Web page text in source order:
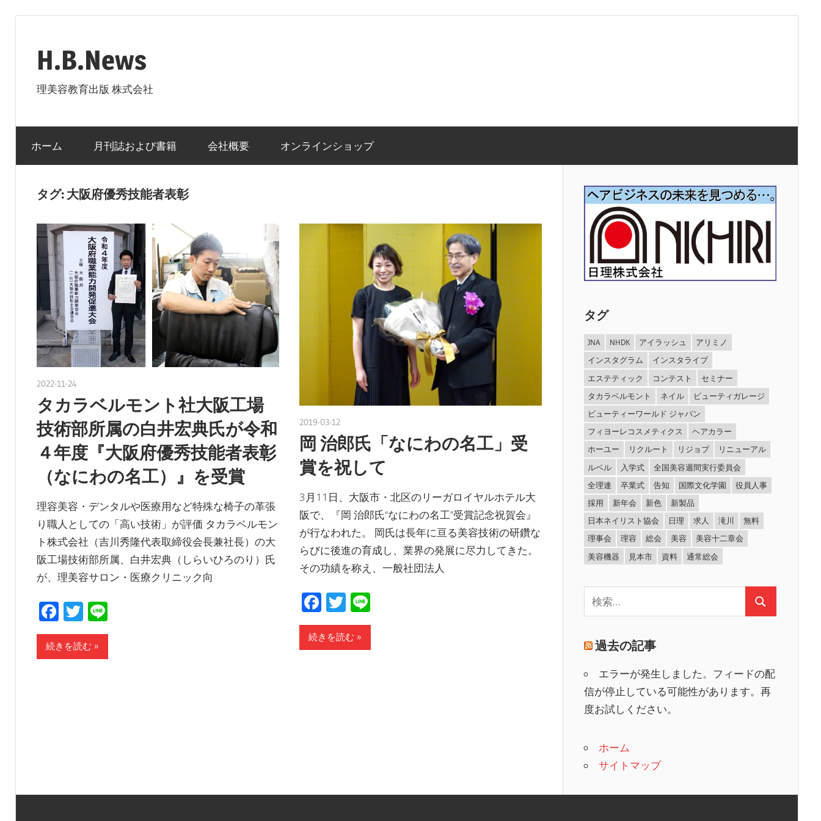
ス
ッ
H.B.News
理美容教育出版 株式会社
ホーム 月刊誌および書籍 会社概要 オンラインショップ
タグ: 大阪府優秀技能者表彰
2022-11-24
タカラベルモント社大阪工場
技術部所属の白井宏典氏が令和
４年度『大阪府優秀技能者表彰
（なにわの名工）』を受賞
理容美容・デンタルや医療用など特殊な椅子の革張
り職人としての「高い技術」が評価 タカラベルモン
ト株式会社（吉川秀隆代表取締役会長兼社長）の大
阪工場技術部所属、白井宏典（しらいひろのり）氏
が、理美容サロン・医療クリニック向
Facebook
Twitter
Line
続きを読む
2019-03-12nakamura
岡 治郎氏「なにわの名工」受
賞を祝して
3月11日、大阪市・北区のリーガロイヤルホテル大
阪で、『岡 治郎氏“なにわの名工”受賞記念祝賀会』
が行なわれた。 岡氏は長年に亘る美容技術の研鑽な
らびに後進の育成し、業界の発展に尽力してきた。
その功績を称え、一般社団法人
Facebook
Twitter
Line
続きを読む
タグ
JNA NHDK アイラッシュ
アリミノ
インスタグラム
インスタライブ
エステティック
コンテスト
セミナー
タカラベルモント
ネイル
ビューティガレージ
ビューティーワールド ジャパン
フィヨーレコスメティクス
ヘアカラー
ホーユー
リクルート リジョブ
リニューアル
ルベル
入学式
全国美容週間実行委員会
全理連
卒業式 告知 国際文化学園
役員人事
採用
新年会 新色
新製品
日本ネイリスト協会
日理 求人 滝川
無料
理事会
理容 総会 美容
美容十二章会
美容機器
見本市 資料 通常総会
索:
検
過去の記事
エラーが発生しました。フィードの配
信が停止している可能性があります。再
度お試しください。
ホーム
サイトマップ